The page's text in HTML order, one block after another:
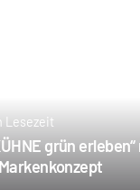
Lesezeit
grün